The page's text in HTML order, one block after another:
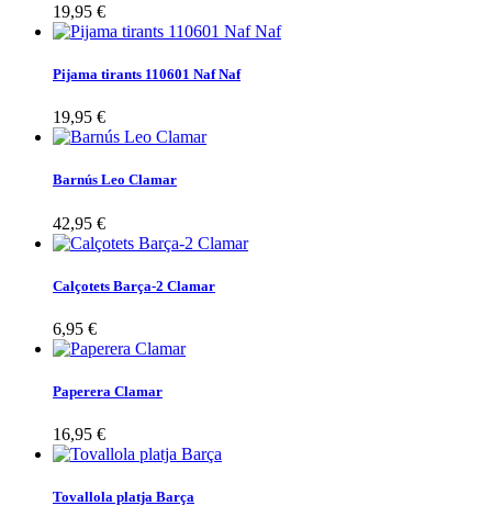
19,95 €
Pijama tirants 110601 Naf Naf
19,95 €
Barnús Leo Clamar
42,95 €
Calçotets Barça-2 Clamar
6,95 €
Paperera Clamar
16,95 €
Tovallola platja Barça